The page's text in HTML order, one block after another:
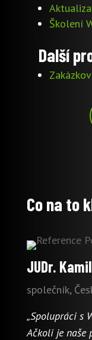
Školení
Další
Co na to
JUDr.
společník,
„Spolupráci s
Ačkoli je naše